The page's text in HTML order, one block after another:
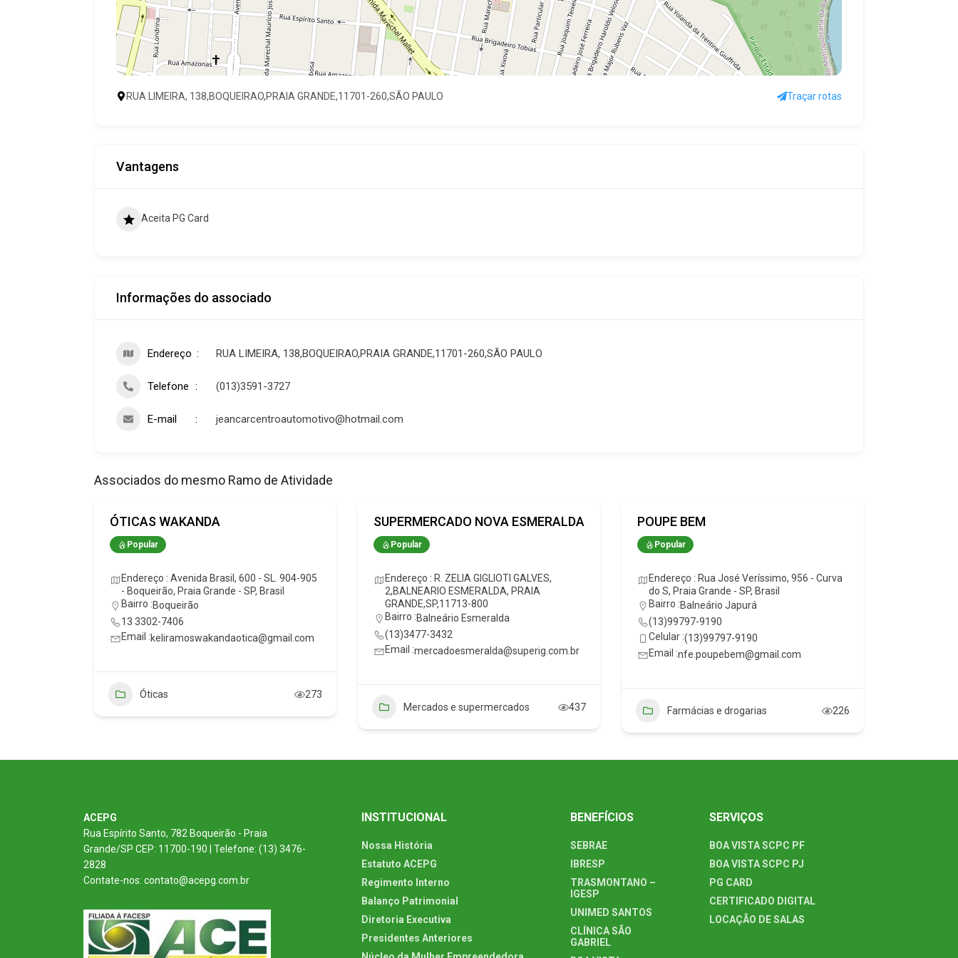
RUA LIMEIRA, 138,BOQUEIRAO,PRAIA GRANDE,11701-260,SÃO PAULO Traçar rotas
Vantagens
Aceita PG Card
Informações do associado
Endereço RUA LIMEIRA, 138,BOQUEIRAO,PRAIA GRANDE,11701-260,SÃO PAULO
Telefone (013)3591-3727
E-mail jeancarcentroautomotivo@hotmail.com
Associados do mesmo Ramo de Atividade
ÓTICAS WAKANDA
Popular
Endereço : Avenida Brasil, 600 - SL. 904-905
- Boqueirão, Praia Grande - SP, Brasil
Bairro :Boqueirão
13 3302-7406
Email :keliramoswakandaotica@gmail.com
Óticas 273
SUPERMERCADO NOVA ESMERALDA
Popular
Endereço : R. ZELIA GIGLIOTI GALVES,
2,BALNEARIO ESMERALDA, PRAIA
GRANDE,SP,11713-800
Bairro :Balneário Esmeralda
(13)3477-3432
Email :mercadoesmeralda@superig.com.br
Mercados e supermercados 437
POUPE BEM
Popular
Endereço : Rua José Veríssimo, 956 - Curva
do S, Praia Grande - SP, Brasil
Bairro :Balneário Japurá
(13)99797-9190
Celular :(13)99797-9190
Email :nfe.poupebem@gmail.com
Farmácias e drogarias 226
ACEPG
Rua Espírito Santo, 782 Boqueirão - Praia
Grande/SP CEP: 11700-190 | Telefone: (13) 3476-
2828
Contate-nos: contato@acepg.com.br
INSTITUCIONAL
Nossa História
Estatuto ACEPG
Regimento Interno
Balanço Patrimonial
Diretoria Executiva
Presidentes Anteriores
BENEFÍCIOS
SEBRAE
IBRESP
TRASMONTANO –
IGESP
UNIMED SANTOS
CLÍNICA SÃO
GABRIEL
SERVIÇOS
BOA VISTA SCPC PF
BOA VISTA SCPC PJ
PG CARD
CERTIFICADO DIGITAL
LOCAÇÃO DE SALAS